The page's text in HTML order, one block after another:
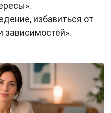
избавиться от
зависимостей».